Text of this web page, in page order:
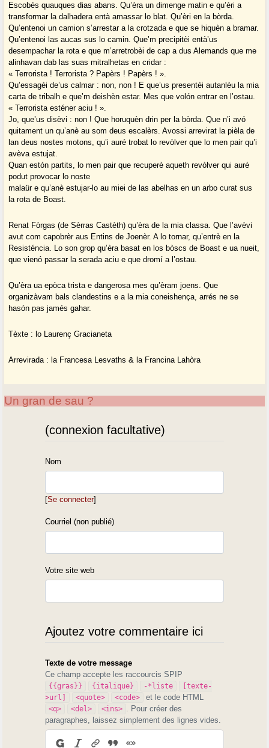
Escobès quauques dias abans. Qu’èra un dimenge matin e qu’èri a
transformar la dalhadera entà amassar lo blat. Qu’èri en la bòrda.
Qu’entenoi un camion s’arrestar a la crotzada e que se hiquèn a bramar.
Qu’entenoi las aucas sus lo camin. Que’m precipitèi entà’us
desempachar la rota e que m’arretrobèi de cap a dus Alemands que me
alinhavan dab las suas mitralhetas en cridar :
« Terrorista ! Terrorista ? Papèrs ! Papèrs ! ».
Qu’essagèi de’us calmar : non, non ! E que’us presentèi autanlèu la mia
carta de tribalh e que’m deishèn estar. Mes que volón entrar en l’ostau.
« Terrorista esténer aciu ! ».
Jo, que’us disèvi : non ! Que horuquèn drin per la bòrda. Que n’i avó
quitament un qu’anè au som deus escalèrs. Avossi arrevirat la pièla de
lan deus nostes motons, qu’i auré trobat lo revòlver que lo men pair qu’i
avèva estujat.
Quan estón partits, lo men pair que recuperè aqueth revòlver qui auré
podut provocar lo noste
malaür e qu’anè estujar-lo au miei de las abelhas en un arbo curat sus
la rota de Boast.
Renat Fòrgas (de Sèrras Castèth) qu’èra de la mia classa. Que l’avèvi
avut com capobrèr aus Entins de Joenèr. A lo tornar, qu’entrè en la
Resisténcia. Lo son grop qu’èra basat en los bòscs de Boast e ua nueit,
que vienó passar la serada aciu e que dromí a l’ostau.
Qu’èra ua epòca trista e dangerosa mes qu’èram joens. Que
organizàvam bals clandestins e a la mia coneishença, arrés ne se
hasón pas jamés gahar.
Tèxte : lo Laurenç Gracianeta
Arrevirada : la Francesa Lesvaths & la Francina Lahòra
Un gran de sau ?
(connexion facultative)
Nom
[Se connecter]
Courriel (non publié)
Votre site web
Ajoutez votre commentaire ici
Texte de votre message
Ce champ accepte les raccourcis SPIP
{{gras}} {italique} -*liste
[texte-
>url]
<quote> <code> et le code HTML
<q> <del> <ins> . Pour créer des
paragraphes, laissez simplement des lignes vides.